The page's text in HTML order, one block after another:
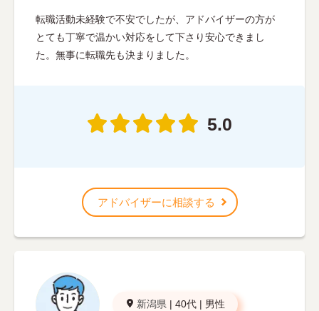
転職活動未経験で不安でしたが、アドバイザーの方が
とても丁寧で温かい対応をして下さり安心できまし
た。無事に転職先も決まりました。
5.0
アドバイザーに相談する
新潟県 | 40代 | 男性